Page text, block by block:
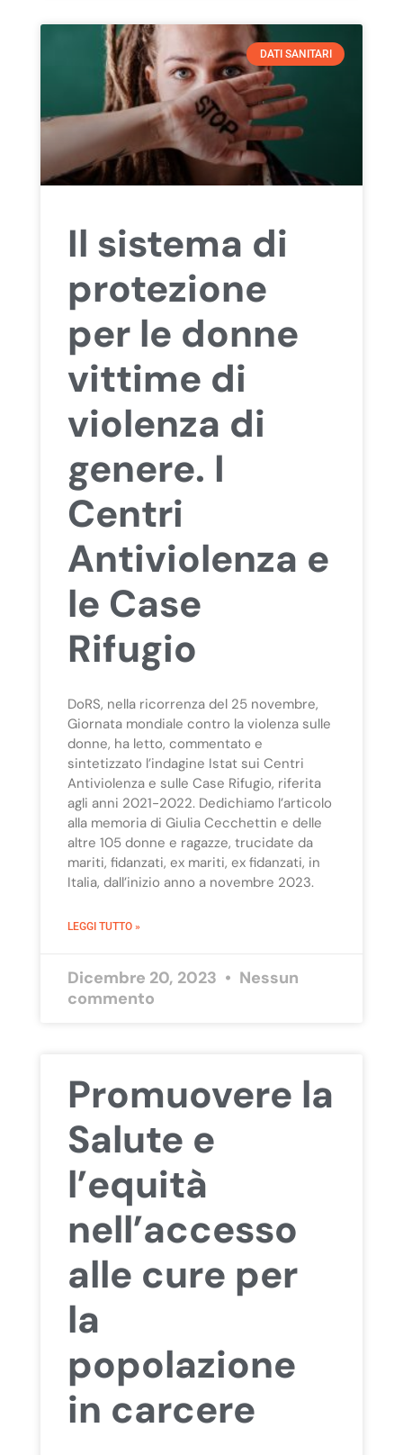
DATI SANITARI
Il sistema di
protezione
per le donne
vittime di
violenza di
genere. I
Centri
Antiviolenza e
le Case
Rifugio
DoRS, nella ricorrenza del 25 novembre,
Giornata mondiale contro la violenza sulle
donne, ha letto, commentato e
sintetizzato l’indagine Istat sui Centri
Antiviolenza e sulle Case Rifugio, riferita
agli anni 2021-2022. Dedichiamo l’articolo
alla memoria di Giulia Cecchettin e delle
altre 105 donne e ragazze, trucidate da
mariti, fidanzati, ex mariti, ex fidanzati, in
Italia, dall’inizio anno a novembre 2023.
LEGGI TUTTO »
Dicembre 20, 2023
Nessun
commento
Promuovere la
Salute e
l’equità
nell’accesso
alle cure per
la
popolazione
in carcere